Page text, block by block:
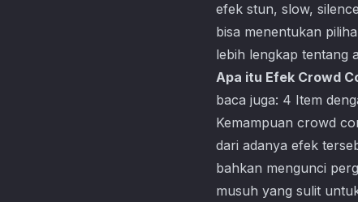
efek stun, slow,
bisa menentukan
lebih lengkap tentang
Apa itu Efek Crowd
baca juga: 4 Item
Kemampuan crowd
dari adanya efek
bahkan mengunci
musuh yang sulit